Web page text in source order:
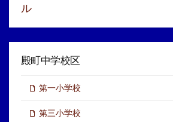
ル
殿町中学校区
第一小学校
第三小学校